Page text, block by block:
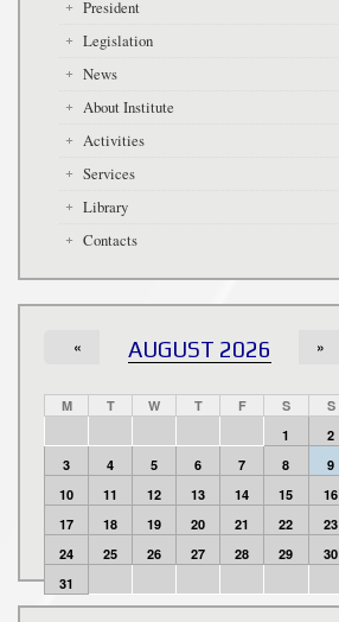
President
Legislation
News
About Institute
Activities
Services
Library
Contacts
AUGUST 2026
« »
M T W T F S
S
1
2
3
4 5 6 7 8
9
10
11 12 13 14 15
16
17
18 19 20 21 22
23
24
25 26 27 28 29
30
31